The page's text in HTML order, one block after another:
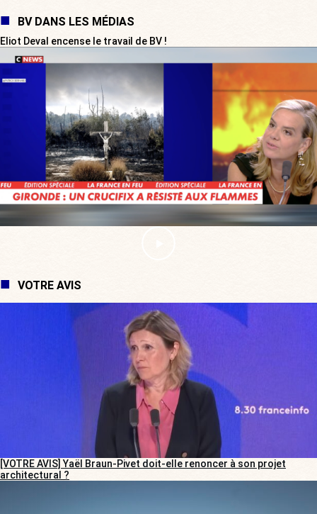
BV DANS LES MÉDIAS
Eliot Deval encense le travail de BV !
VOTRE AVIS
[VOTRE AVIS] Yaël Braun-Pivet doit-elle renoncer à son projet
architectural ?